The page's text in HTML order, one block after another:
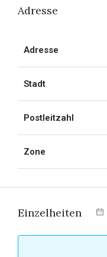
Adresse
Adresse
Stadt
Postleitzahl
Zone
Einzelheiten